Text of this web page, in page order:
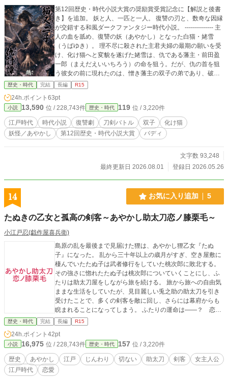
第12回歴史・時代小説大賞の奨励賞受賞記念に【解説と後書
き】を追加。 妖と人、一匹と一人。 復讐の刃と、数奇な因縁
が交錯する和風ダークファンタジー時代小説。 -------------- 主
人の血を舐め、復讐の妖（あやかし）となった白猫・姥雪
（うばゆき）。 理不尽に殺された主君夫婦の最期の願いを受
け、化け猫へと変貌を遂げた姥雪は、仇である藩主・前田盈
一郎（まえだえいいちろう）の命を狙う。だが、仇の首を狙
う彼女の前に現れたのは、憎き藩主の双子の弟であり、破天
荒な博徒・絃（げん）だった。 自由奔放で危うく、それでい
て桁外れの強運を持つ博徒の絃。 仇と同じ顔、けれど全く異
なる生き方をする彼に振り回されながら姥雪は行動を共にす
るが――。 孤独な化け猫と、運を賭ける男が織りなす、和風
怪異復讐譚。 ◆2026,06,26／初稿完結◆ ◆2026,08,01／解
説と後書き追加◆
歴史・時代 完結 長編 R15
24h.ポイント 63pt
小説 13,590 位 / 228,743件 歴史・時代 119 位 / 3,220件
江戸時代 時代小説 復讐劇 刀剣バトル 双子
化け猫
妖怪／あやかし
第12回歴史・時代小説大賞 バディ
文字数 93,248
最終更新日 2026.08.01
登録日 2026.05.26
14 お気に入り追加 5
たぬきの乙女と孤高の剣客～あやかし助太刀恋ノ膝栗毛～
小江戸忍(戯作屋喜兵衛)
島原の乱を最後まで見届けた狸は、あやかし狸乙女『たぬ
子』になった。 乱から三十年以上の歳月がすぎ、空き屋敷に
棲んでいたたぬ子は武者修行をしていた桃次郎に敗北する。
その強さに惚れたたぬ子は桃次郎についていくことにし、ふ
たりは助太刀屋をしながら旅を続ける。 旅から旅への自由気
ままな生活をしていたが、見目麗しい兎之助の助太刀を引き
受けたことで、多くの剣客を敵に回し、さらには幕府からも
睨まれることになってしまう。 ふたりの運命は――？ 恋の
行方は――？ たぬ子と桃次郎の過去の接点は――？ 笑いあ
り、涙あり、剣戟ありのあやかし歴史浪漫小説です。
歴史・時代 完結 長編 R15
24h.ポイント 42pt
小説 16,975 位 / 228,743件 歴史・時代 157 位 / 3,220件
歴史 あやかし 江戸 じんわり 切ない 助太刀 剣客
女主人公
江戸時代
恋愛